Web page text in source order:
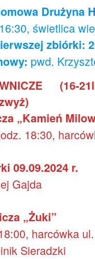
Drużyna
świetlica
zbiórki:
pwd.
„Kamień
18:30,
09.09.2024 r.
Gajda
„Żuki”
harcówka
Sieradzki